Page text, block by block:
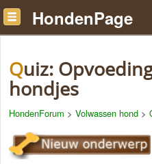
HondenPage
Quiz: Opvoeding van kleine
hondjes
HondenForum > Volwassen hond >